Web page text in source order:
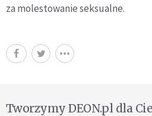
za molestowanie seksualne.
Tworzymy DEON.pl dla